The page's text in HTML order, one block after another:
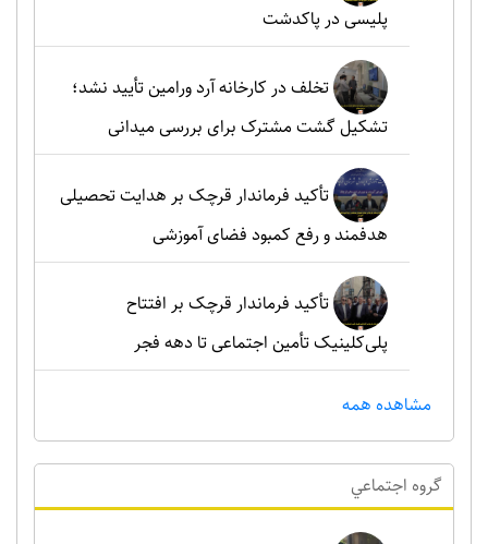
پلیسی در پاکدشت
تخلف در کارخانه آرد ورامین تأیید نشد؛
تشکیل گشت مشترک برای بررسی میدانی
تأکید فرماندار قرچک بر هدایت تحصیلی
هدفمند و رفع کمبود فضای آموزشی
تأکید فرماندار قرچک بر افتتاح
پلی‌کلینیک تأمین اجتماعی تا دهه فجر
مشاهده همه
گروه اجتماعي